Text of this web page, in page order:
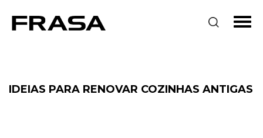
IDEIAS PARA RENOVAR COZINHAS ANTIGAS